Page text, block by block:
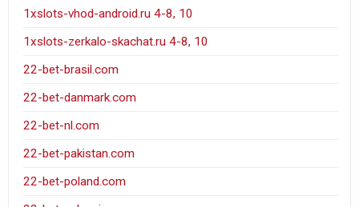
1xslots-vhod-android.ru 4-8, 10
1xslots-zerkalo-skachat.ru 4-8, 10
22-bet-brasil.com
22-bet-danmark.com
22-bet-nl.com
22-bet-pakistan.com
22-bet-poland.com